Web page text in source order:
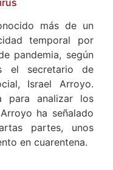
más de un
temporal por
pandemia, según
el secretario de
Israel Arroyo.
para analizar los
ha señalado
partes, unos